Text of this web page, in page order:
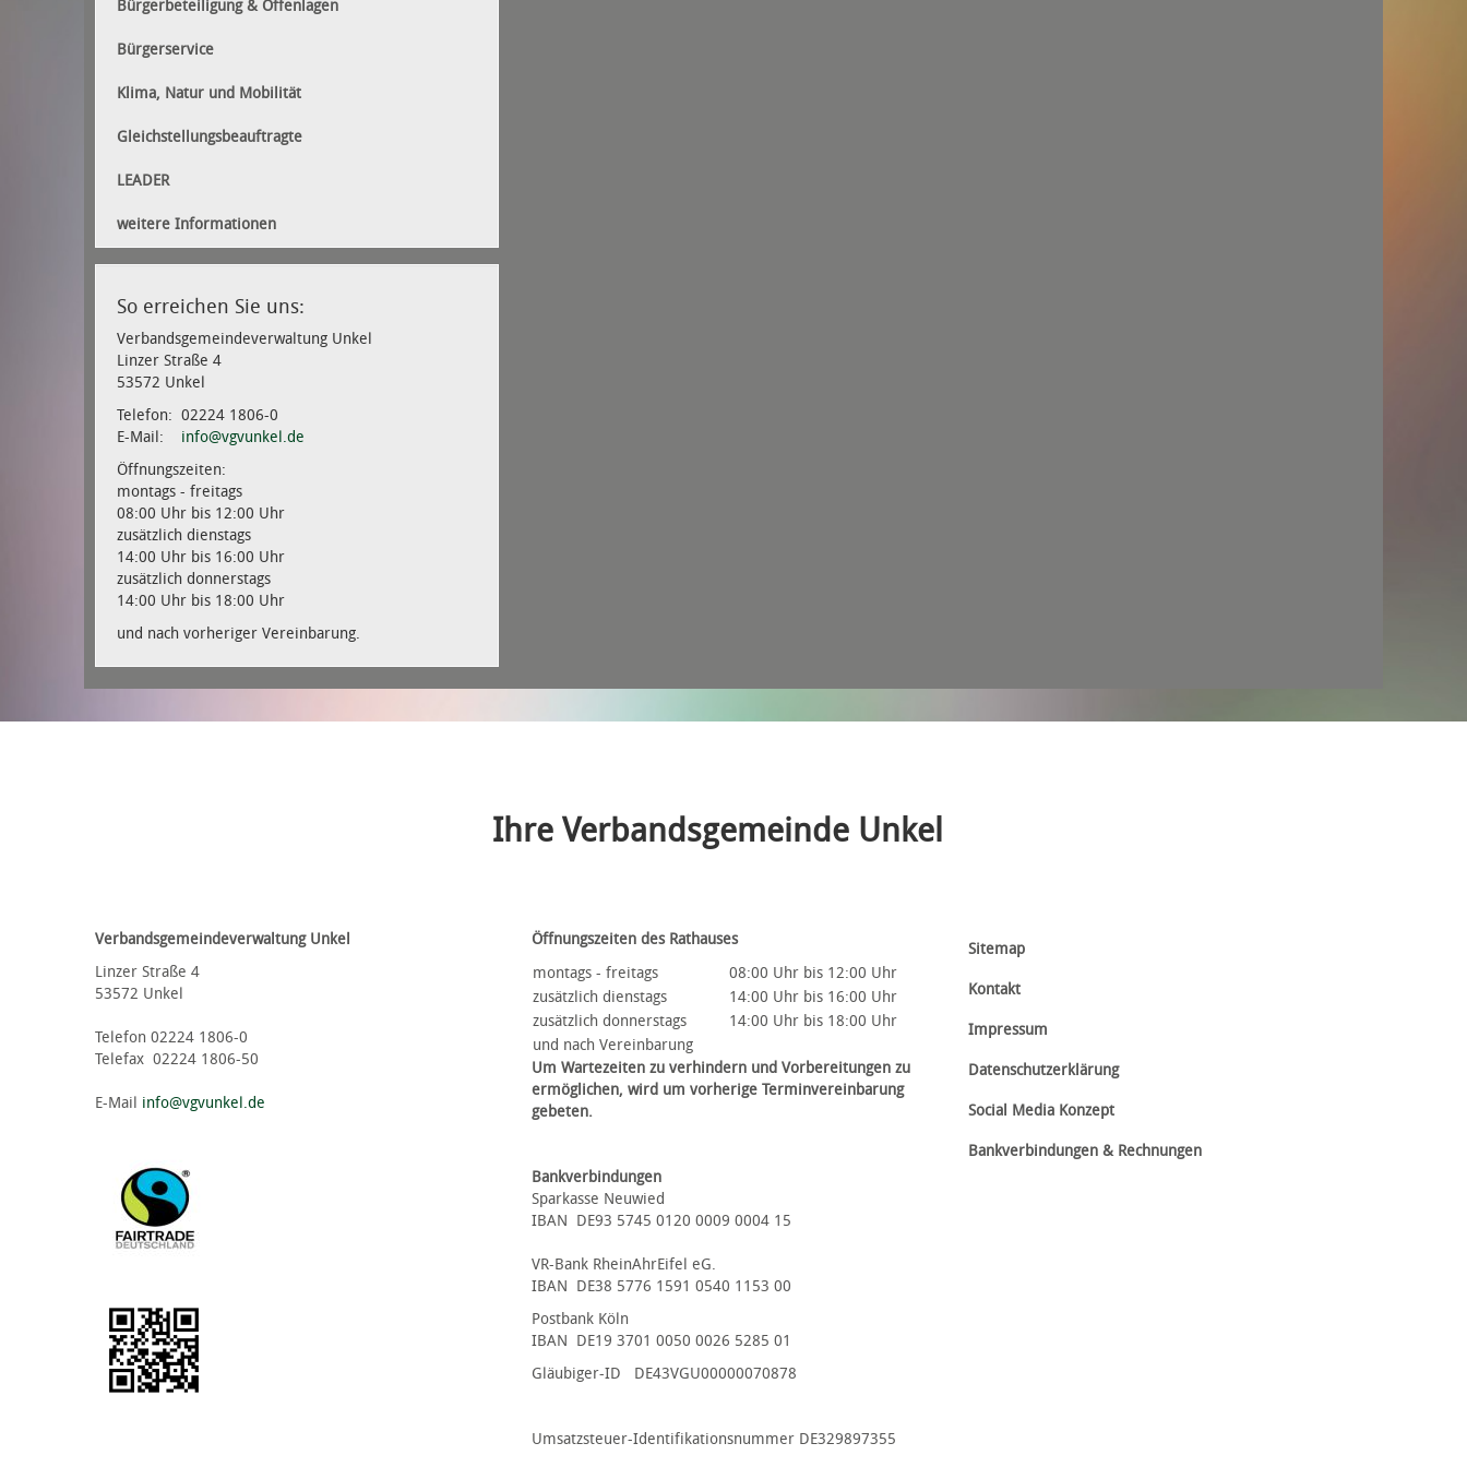
Bürgerbeteiligung & Offenlagen
Bürgerservice
Klima, Natur und Mobilität
Gleichstellungsbeauftragte
LEADER
weitere Informationen
So erreichen Sie uns:
Verbandsgemeindeverwaltung Unkel
Linzer Straße 4
53572 Unkel
Telefon: 02224 1806-0
E-Mail: info@vgvunkel.de
Öffnungszeiten:
montags - freitags
08:00 Uhr bis 12:00 Uhr
zusätzlich dienstags
14:00 Uhr bis 16:00 Uhr
zusätzlich donnerstags
14:00 Uhr bis 18:00 Uhr
und nach vorheriger Vereinbarung.
Ihre Verbandsgemeinde Unkel
Verbandsgemeindeverwaltung Unkel
Linzer Straße 4
53572 Unkel
Telefon 02224 1806-0
Telefax 02224 1806-50
E-Mail info@vgvunkel.de
Öffnungszeiten des Rathauses
montags - freitags
08:00 Uhr bis 12:00 Uhr
zusätzlich dienstags
14:00 Uhr bis 16:00 Uhr
zusätzlich donnerstags
14:00 Uhr bis 18:00 Uhr
und nach Vereinbarung
Um Wartezeiten zu verhindern und Vorbereitungen zu
ermöglichen, wird um vorherige Terminvereinbarung
gebeten.
Bankverbindungen
Sparkasse Neuwied
IBAN DE93 5745 0120 0009 0004 15
VR-Bank RheinAhrEifel eG.
IBAN DE38 5776 1591 0540 1153 00
Postbank Köln
IBAN DE19 3701 0050 0026 5285 01
Gläubiger-ID DE43VGU00000070878
Umsatzsteuer-Identifikationsnummer DE329897355
Sitemap
Kontakt
Impressum
Datenschutzerklärung
Social Media Konzept
Bankverbindungen & Rechnungen